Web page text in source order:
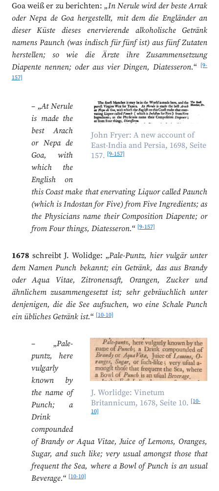
Goa weiß er zu berichten: „In Nerule wird der beste Arrak
oder Nepa de Goa hergestellt, mit dem die Engländer an
dieser Küste dieses enervierende alkoholische Getränk
namens Paunch (was indisch für fünf ist) aus fünf Zutaten
herstellen; so wie die Ärzte ihre Zusammensetzung
Diapente nennen; oder aus vier Dingen, Diatesseron.“ [9-
157]
John Fryer: A new account of
East-India and Persia, 1698, Seite
157. [9-157]
– „At Nerule
is made the
best Arach
or Nepa de
Goa, with
which the
English on
this Coast make that enervating Liquor called Paunch
(which is Indostan for Five) from Five Ingredients; as
the Physicians name their Composition Diapente; or
from Four things, Diatesseron.“[9-157]
1678 schreibt J. Wolidge: „Pale-Puntz, hier vulgär unter
dem Namen Punch bekannt; ein Getränk, das aus Brandy
oder Aqua Vitae, Zitronensaft, Orangen, Zucker und
ähnlichem zusammengesetzt ist; sehr gebräuchlich unter
denjenigen, die die See aufsuchen, wo eine Schale Punch
ein übliches Getränk ist.“[10-10]
J. Worlidge: Vinetum
Britannicum, 1678, Seite 10. [10-
10]
– „Pale-
puntz, here
vulgarly
known by
the name of
Punch; a
Drink
compounded
of Brandy or Aqua Vitae, Juice of Lemons, Oranges,
Sugar, and such like; very usual amongst those that
frequent the Sea, where a Bowl of Punch is an usual
Beverage.“[10-10]